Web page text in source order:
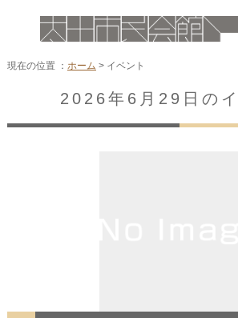
現在の位置 ： ホーム > イベント
2026年6月29日のイ